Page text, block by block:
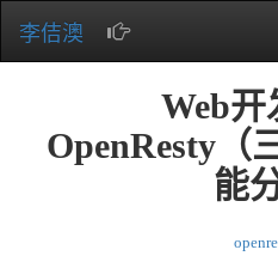
李佶澳
Web开
OpenResty（
能